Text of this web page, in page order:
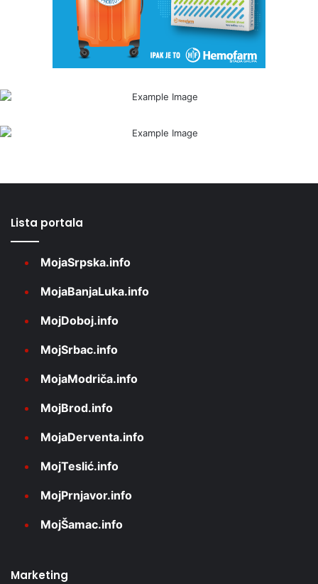
Lista portala
MojaSrpska.info
MojaBanjaLuka.info
MojDoboj.info
MojSrbac.info
MojaModriča.info
MojBrod.info
MojaDerventa.info
MojTeslić.info
MojPrnjavor.info
MojŠamac.info
Marketing